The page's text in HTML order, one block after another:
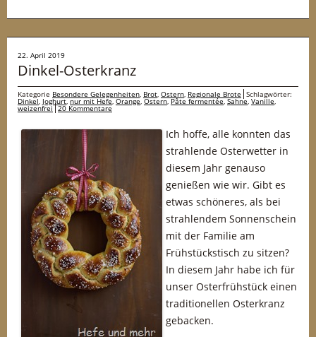
22. April 2019
Dinkel-Osterkranz
Kategorie Besondere Gelegenheiten, Brot, Ostern, Regionale Brote Schlagwörter:
Dinkel, Joghurt,nur mit Hefe,Orange,Ostern,Pâte fermentée,Sahne, Vanille,
weizenfrei 20 Kommentare
Ich hoffe, alle konnten das
strahlende Osterwetter in
diesem Jahr genauso
genießen wie wir. Gibt es
etwas schöneres, als bei
strahlendem Sonnenschein
mit der Familie am
Frühstückstisch zu sitzen?
In diesem Jahr habe ich für
unser Osterfrühstück einen
traditionellen Osterkranz
gebacken.